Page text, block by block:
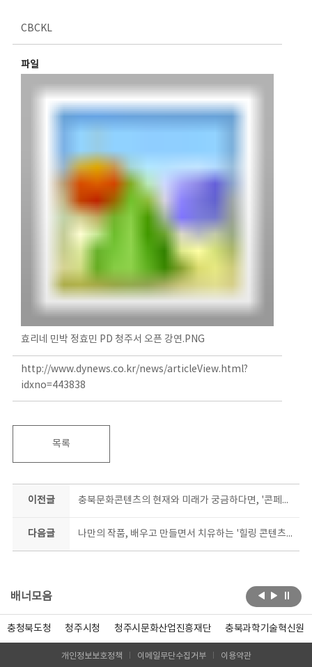
CBCKL
파일
효리네 민박 정효민 PD 청주서 오픈 강연.PNG
http://www.dynews.co.kr/news/articleView.html?
idxno=443838
목록
이전글 충북문화콘텐츠의 현재와 미래가 궁금하다면, '콘페스타'로!
다음글 나만의 작품, 배우고 만들면서 치유하는 '힐링 콘텐츠 창작 캠프'
배너모음
충청북도청 청주시청 청주시문화산업진흥재단 충북과학기술혁신원
개인정보보호정책 이메일무단수집거부 이용약관